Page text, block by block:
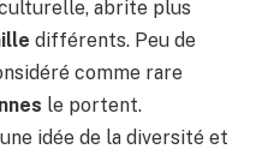
culturelle, abrite plus
différents. Peu de
comme rare
le portent.
idée de la diversité et